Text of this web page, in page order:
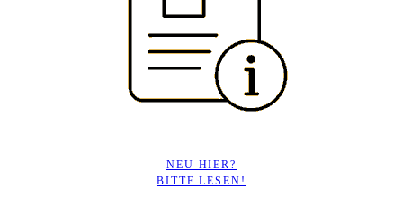
NEU HIER?
BITTE LESEN!